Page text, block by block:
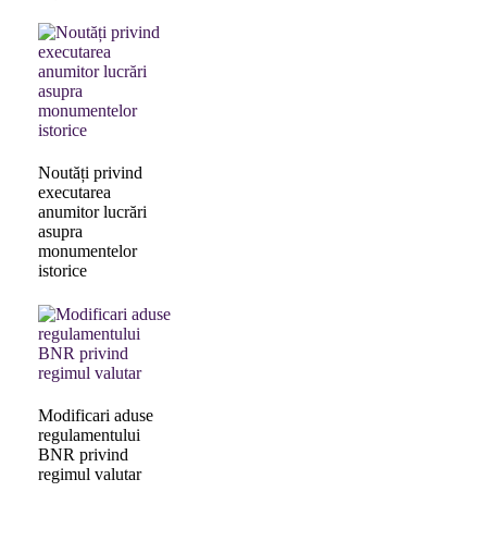
Noutăți privind
executarea
anumitor lucrări
asupra
monumentelor
istorice
Modificari aduse
regulamentului
BNR privind
regimul valutar